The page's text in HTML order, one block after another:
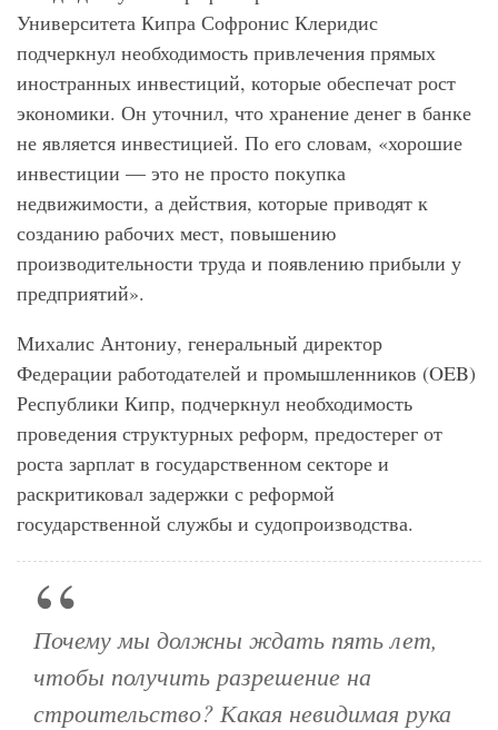
Университета Кипра Софронис Клеридис
подчеркнул необходимость привлечения прямых
иностранных инвестиций, которые обеспечат рост
экономики. Он уточнил, что хранение денег в банке
не является инвестицией. По его словам, «хорошие
инвестиции — это не просто покупка
недвижимости, а действия, которые приводят к
созданию рабочих мест, повышению
производительности труда и появлению прибыли у
предприятий».
Михалис Антониу, генеральный директор
Федерации работодателей и промышленников (OEB)
Республики Кипр, подчеркнул необходимость
проведения структурных реформ, предостерег от
роста зарплат в государственном секторе и
раскритиковал задержки с реформой
государственной службы и судопроизводства.
Почему мы должны ждать пять лет,
чтобы получить разрешение на
строительство? Какая невидимая рука